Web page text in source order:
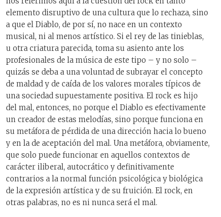
elemento disruptivo de una cultura que lo rechaza, sino
a que el Diablo, de por sí, no nace en un contexto
musical, ni al menos artístico. Si el rey de las tinieblas,
u otra criatura parecida, toma su asiento ante los
profesionales de la música de este tipo – y no solo –
quizás se deba a una voluntad de subrayar el concepto
de maldad y de caída de los valores morales típicos de
una sociedad supuestamente positiva. El rock es hijo
del mal, entonces, no porque el Diablo es efectivamente
un creador de estas melodías, sino porque funciona en
su metáfora de pérdida de una dirección hacia lo bueno
y en la de aceptación del mal. Una metáfora, obviamente,
que solo puede funcionar en aquellos contextos de
carácter iliberal, autocrático y definitivamente
contrarios a la normal función psicológica y biológica
de la expresión artística y de su fruición. El rock, en
otras palabras, no es ni nunca será el mal.